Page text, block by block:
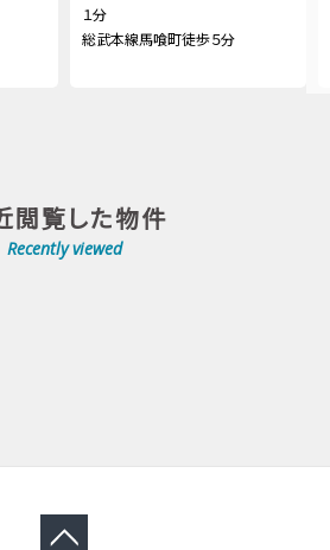
１分
総武本線馬喰町徒歩５分
閲覧した物件
Recently viewed